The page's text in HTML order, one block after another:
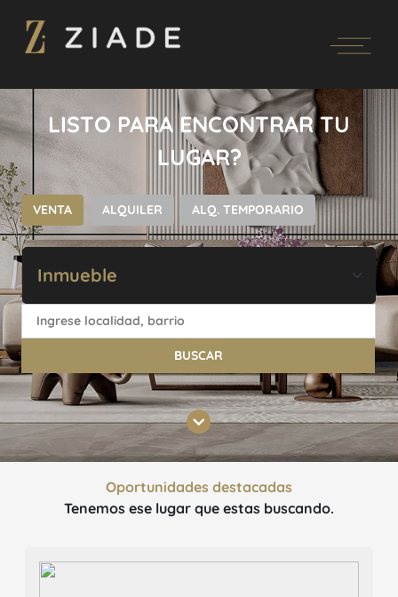
LISTO PARA ENCONTRAR TU
LUGAR?
VENTA ALQUILER ALQ. TEMPORARIO
BUSCAR
Oportunidades destacadas
Tenemos ese lugar que estas buscando.